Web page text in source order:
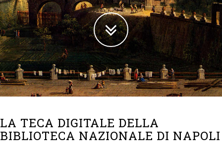
LA TECA DIGITALE DELLA
BIBLIOTECA NAZIONALE DI NAPOLI